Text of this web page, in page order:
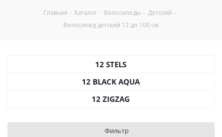
Главная - Каталог - Велосипеды - Детский -
Велосипед детский 12 до 100 см
12 STELS
12 BLACK AQUA
12 ZIGZAG
Фильтр